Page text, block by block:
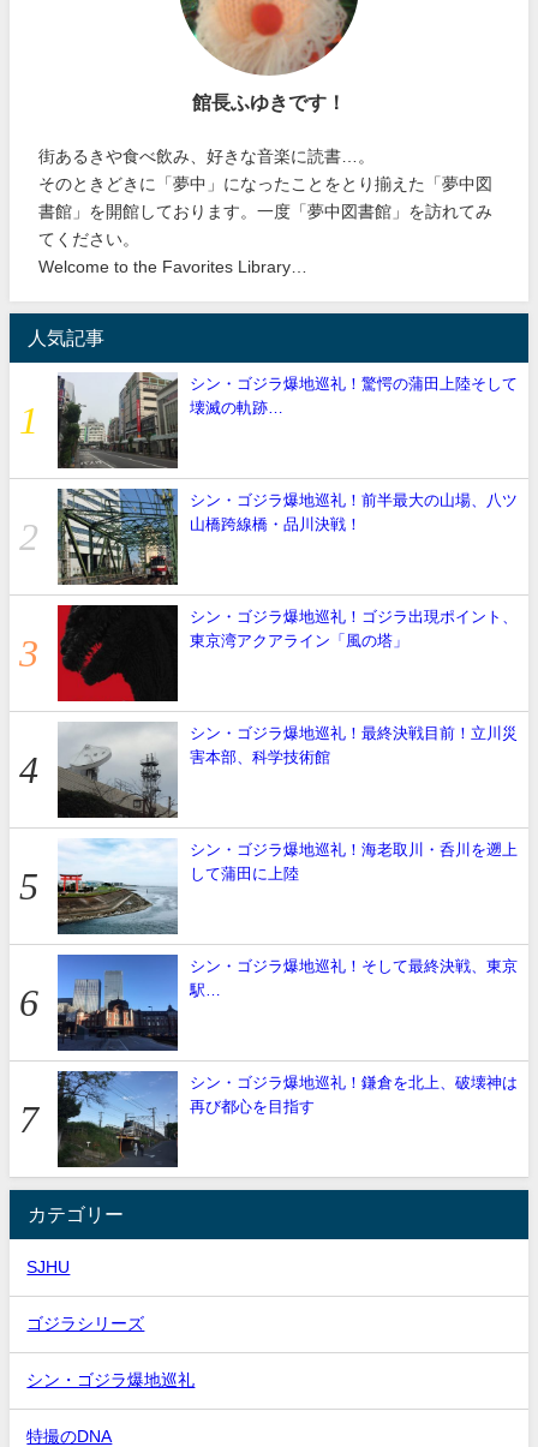
館長ふゆきです！
街あるきや食べ飲み、好きな音楽に読書…。
そのときどきに「夢中」になったことをとり揃えた「夢中図
書館」を開館しております。一度「夢中図書館」を訪れてみ
てください。
Welcome to the Favorites Library…
人気記事
シン・ゴジラ爆地巡礼！驚愕の蒲田上陸そして
壊滅の軌跡…
シン・ゴジラ爆地巡礼！前半最大の山場、八ツ
山橋跨線橋・品川決戦！
シン・ゴジラ爆地巡礼！ゴジラ出現ポイント、
東京湾アクアライン「風の塔」
シン・ゴジラ爆地巡礼！最終決戦目前！立川災
害本部、科学技術館
シン・ゴジラ爆地巡礼！海老取川・呑川を遡上
して蒲田に上陸
シン・ゴジラ爆地巡礼！そして最終決戦、東京
駅…
シン・ゴジラ爆地巡礼！鎌倉を北上、破壊神は
再び都心を目指す
カテゴリー
SJHU
ゴジラシリーズ
シン・ゴジラ爆地巡礼
特撮のDNA